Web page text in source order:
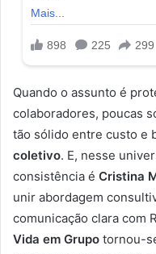
Quando o assunto é
colaboradores, poucas
tão sólido entre custo e
coletivo. E, nesse
consistência é Cristina
unir abordagem
comunicação clara com
Vida em Grupo tornou-